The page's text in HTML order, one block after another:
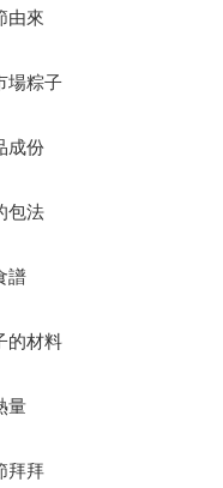
由來
場粽子
成份
包法
譜
的材料
量
拜拜